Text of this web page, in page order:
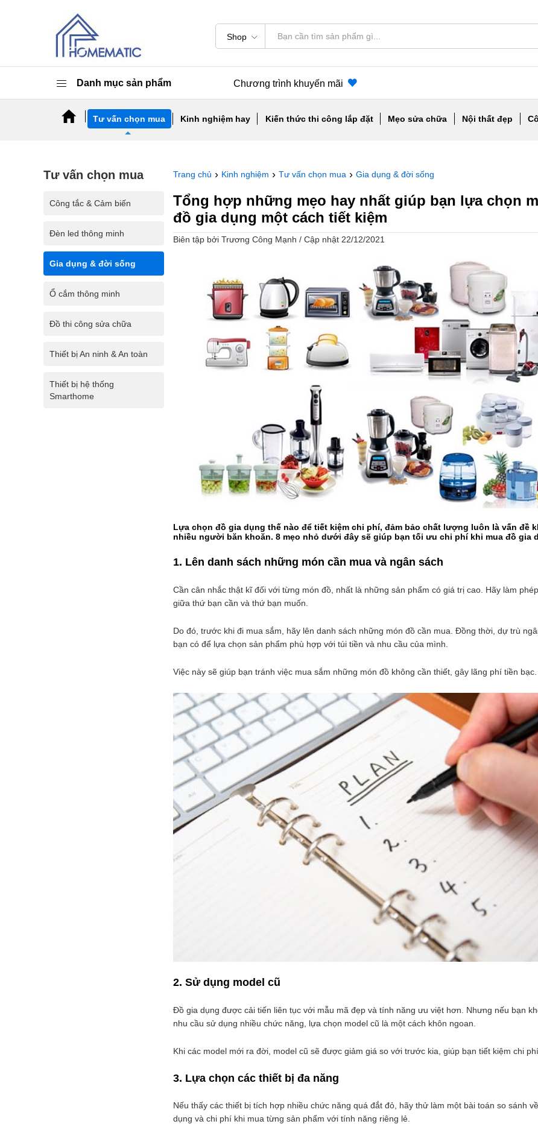
Shop
Danh mục sản phẩm Chương trình khuyến mãi
Tư vấn chọn mua Kinh nghiệm hay Kiến thức thi công lắp đặt Mẹo sửa chữa Nội thất đẹp
Tư vấn chọn mua
Công tắc & Cảm biến
Đèn led thông minh
Gia dụng & đời sống
Ổ cắm thông minh
Đồ thi công sửa chữa
Thiết bị An ninh & An toàn
Thiết bị hệ thống
Smarthome
Trang chủ › Kinh nghiệm › Tư vấn chọn mua › Gia dụng & đời sống
Tổng hợp những mẹo hay nhất giúp bạn lựa chọn
đồ gia dụng một cách tiết kiệm
Biên tập bởi Trương Công Mạnh / Cập nhật 22/12/2021
Lựa chọn đồ gia dụng thế nào để tiết kiệm chi phí, đảm bảo chất lượng luôn là vấn đề
nhiều người băn khoăn. 8 mẹo nhỏ dưới đây sẽ giúp bạn tối ưu chi phí khi mua đồ gia
1. Lên danh sách những món cần mua và ngân sách
Cần cân nhắc thật kĩ đối với từng món đồ, nhất là những sản phẩm có giá trị cao. Hãy làm
giữa thứ bạn cần và thứ bạn muốn.
Do đó, trước khi đi mua sắm, hãy lên danh sách những món đồ cần mua. Đồng thời, dự trù
bạn có để lựa chọn sản phẩm phù hợp với túi tiền và nhu cầu của mình.
Việc này sẽ giúp bạn tránh việc mua sắm những món đồ không cần thiết, gây lãng phí tiền bạc.
2. Sử dụng model cũ
Đồ gia dụng được cải tiến liên tục với mẫu mã đẹp và tính năng ưu việt hơn. Nhưng nếu bạn
nhu cầu sử dụng nhiều chức năng, lựa chọn model cũ là một cách khôn ngoan.
Khi các model mới ra đời, model cũ sẽ được giảm giá so với trước kia, giúp bạn tiết kiệm chi phí.
3. Lựa chọn các thiết bị đa năng
Nếu thấy các thiết bị tích hợp nhiều chức năng quá đắt đỏ, hãy thử làm một bài toán so sánh
dụng và chi phí khi mua từng sản phẩm với tính năng riêng lẻ.